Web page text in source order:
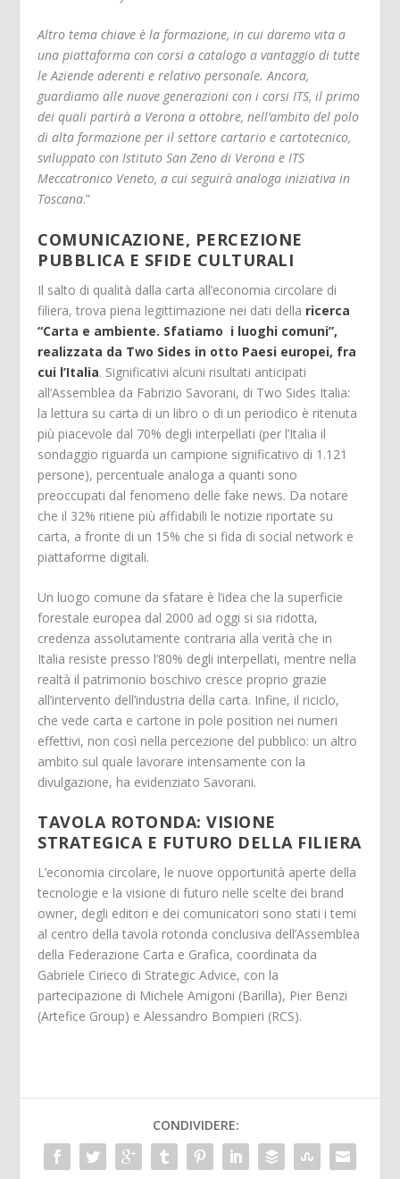
Altro tema chiave è la formazione, in cui daremo vita a
una piattaforma con corsi a catalogo a vantaggio di tutte
le Aziende aderenti e relativo personale. Ancora,
guardiamo alle nuove generazioni con i corsi ITS, il primo
dei quali partirà a Verona a ottobre, nell’ambito del polo
di alta formazione per il settore cartario e cartotecnico,
sviluppato con Istituto San Zeno di Verona e ITS
Meccatronico Veneto, a cui seguirà analoga iniziativa in
Toscana.”
COMUNICAZIONE, PERCEZIONE
PUBBLICA E SFIDE CULTURALI
Il salto di qualità dalla carta all’economia circolare di
filiera, trova piena legittimazione nei dati della ricerca
“Carta e ambiente. Sfatiamo i luoghi comuni”,
realizzata da Two Sides in otto Paesi europei, fra
cui l’Italia. Significativi alcuni risultati anticipati
all’Assemblea da Fabrizio Savorani, di Two Sides Italia:
la lettura su carta di un libro o di un periodico è ritenuta
più piacevole dal 70% degli interpellati (per l’Italia il
sondaggio riguarda un campione significativo di 1.121
persone), percentuale analoga a quanti sono
preoccupati dal fenomeno delle fake news. Da notare
che il 32% ritiene più affidabili le notizie riportate su
carta, a fronte di un 15% che si fida di social network e
piattaforme digitali.
Un luogo comune da sfatare è l’idea che la superficie
forestale europea dal 2000 ad oggi si sia ridotta,
credenza assolutamente contraria alla verità che in
Italia resiste presso l’80% degli interpellati, mentre nella
realtà il patrimonio boschivo cresce proprio grazie
all’intervento dell’industria della carta. Infine, il riciclo,
che vede carta e cartone in pole position nei numeri
effettivi, non così nella percezione del pubblico: un altro
ambito sul quale lavorare intensamente con la
divulgazione, ha evidenziato Savorani.
TAVOLA ROTONDA: VISIONE
STRATEGICA E FUTURO DELLA FILIERA
L’economia circolare, le nuove opportunità aperte della
tecnologie e la visione di futuro nelle scelte dei brand
owner, degli editori e dei comunicatori sono stati i temi
al centro della tavola rotonda conclusiva dell’Assemblea
della Federazione Carta e Grafica, coordinata da
Gabriele Cirieco di Strategic Advice, con la
partecipazione di Michele Amigoni (Barilla), Pier Benzi
(Artefice Group) e Alessandro Bompieri (RCS).
CONDIVIDERE: